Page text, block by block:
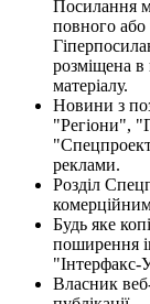
Посилання
повного або
розміщена в
матеріалу.
Новини з
"Регіони",
реклами.
Розділ
Будь яке
поширення
"Інтерфакс-
Власник